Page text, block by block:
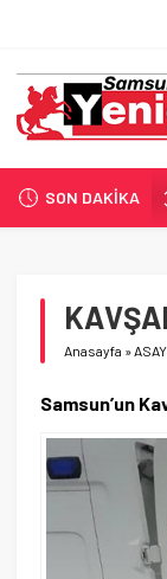
SON DAKİKA
Anasayfa »
Samsun’un